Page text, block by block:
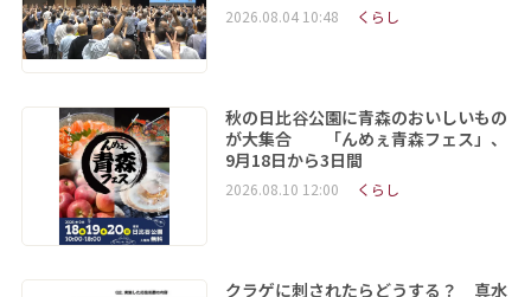
2026.08.04 10:48 くらし
秋の日比谷公園に青森のおいしいもの
が大集合 「んめぇ青森フェス」、
9月18日から3日間
2026.08.10 12:00 くらし
クラゲに刺されたらどうする？ 真水